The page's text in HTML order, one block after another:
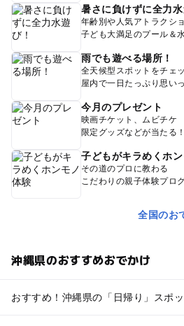
暑さに負けずに全力水
年齢別や人気アトラクシ
子ども大満足のプール＆
雨でも遊べる場所！
全天候型スポットをチェ
屋内で一日たっぷり思い
今月のプレゼント
映画チケット、ムビチケ
限定グッズなどが当たる！
子どもがキラめくホ
その道のプロに教わる
こだわりの親子体験プロ
全国のお
沖縄県のおすすめおでかけ
おすすめ！沖縄県の「日帰り」スポ